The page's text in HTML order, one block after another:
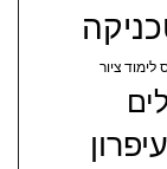
לימוד ציור
עיפרון